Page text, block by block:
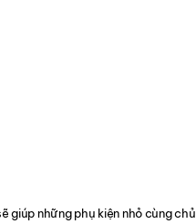
giúp những phụ kiện nhỏ cùng